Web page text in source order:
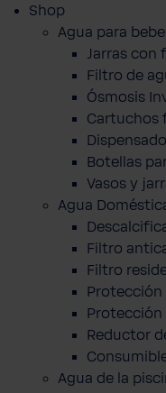
Shop
Agua para
Jarras con
Filtro de
Ósmosis
Cartuchos
Botellas
Vasos y
Agua
Filtro
Filtro
Protección
Protección
Reductor
Agua de la